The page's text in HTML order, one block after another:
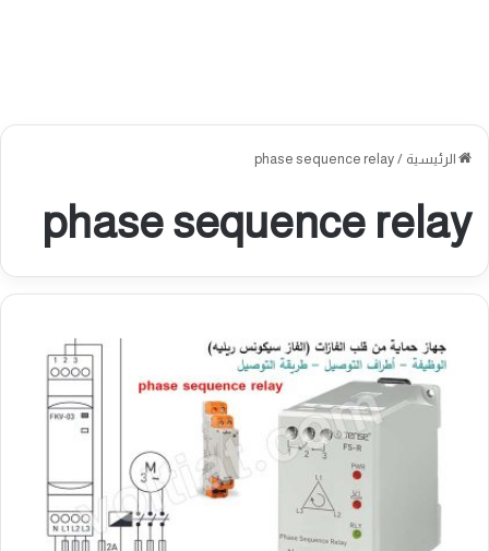
الرئيسية /
phase sequence relay
phase sequence relay